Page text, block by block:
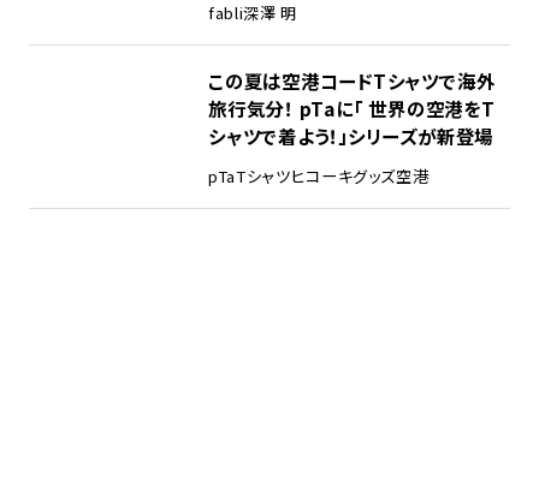
fabli深澤 明
この夏は空港コードTシャツで海外
旅行気分！ pTaに「 世界の空港をT
シャツで着よう！」シリーズが新登場
pTaTシャツヒコーキグッズ空港